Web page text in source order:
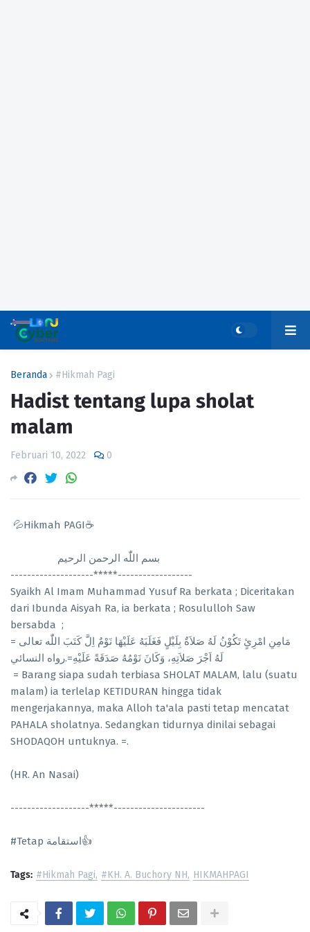
Beranda #Hikmah Pagi
Hadist tentang lupa sholat
malam
Februari 10, 2022 0
💦Hikmah PAGI☕
بسم اللّٰه الرحمن الرحيم
--------------------*****------------------
Syaikh Al Imam Muhammad Yusuf Ra berkata ; Diceritakan
dari Ibunda Aisyah Ra, ia berkata ; Rosululloh Saw
bersabda ;
= مَامِنِ امْرِئٍ تَكُوْنُ لَهُ صَلاَةٌ بِلَيْلٍ فَغَلَبَهُ عَلَيْهَا نَوْمٌ اِلَّ كَتَبَ اللّٰه تعالى
= Barang siapa sudah terbiasa SHOLAT MALAM, lalu (suatu
malam) ia terlelap KETIDURAN hingga tidak
mengerjakannya, maka Alloh ta'ala pasti tetap mencatat
PAHALA sholatnya. Sedangkan tidurnya dinilai sebagai
SHODAQOH untuknya. =.
(HR. An Nasai)
-------------------*****----------------------
#Tetap استقامة👍
Tags: #Hikmah Pagi #KH. A. Buchory NH HIKMAHPAGI